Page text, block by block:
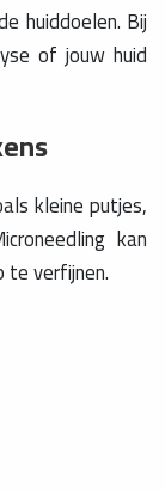
huiddoelen. Bij
of jouw huid
kleine putjes,
kan
te verfijnen.